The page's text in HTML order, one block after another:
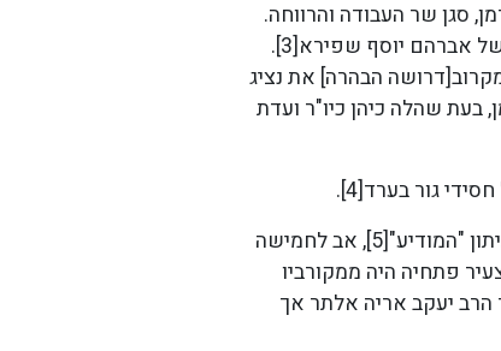
סגן שר העבודה והרווחה.
הוא נחשב אז לאיש אמונו של אברהם יוסף שפירא[3].
ליווה מקרוב[דרושה הבהרה] את נציג
בעת שהלה כיהן כיו"ר ועדת
גור בערד[4].
ליצמן נשוי לחוה, עובדת בעיתון "המודיע"[5], אב לחמישה
פתחיה היה ממקורביו
הרב יעקב אריה אלתר אך